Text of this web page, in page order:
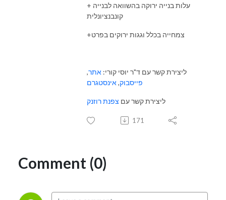
+ עלות בנייה ירוקה בהשוואה לבנייה
קונבנציונלית
+צמחייה בכלל וגגות ירוקים בפרט
ליצירת קשר עם ד"ר יוסי קורי: אתר,
פייסבוק,אינסטגרם
ליצירת קשר עם צפנת רוזנק
171
Comment (0)